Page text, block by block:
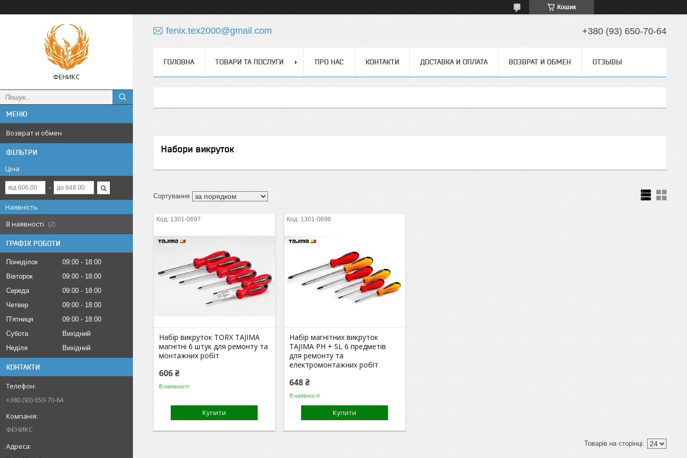
Кошик
ФЕНИКС
Возврат и обмен
ФІЛЬТРИ
Ціна
Наявність
В наявності
2
ГРАФІК РОБОТИ
Понеділок 09:00
18:00
Вівторок
09:00
18:00
Середа
09:00
18:00
Четвер
09:00
18:00
Пʼятниця
09:00
18:00
Субота
Вихідний
Неділя
Вихідний
КОНТАКТИ
+380 (93) 650-70-64
ФЕНИКС
fenix.tex2000@gmail.com +380 (93) 650-70-64
ГОЛОВНА ТОВАРИ ТА ПОСЛУГИ ПРО НАС КОНТАКТИ ДОСТАВКА И ОПЛАТА ВОЗВРАТ И ОБМЕН ОТЗЫВЫ
Набори викруток
1301-0697
Набір викруток TORX TAJIMA
магнітні 6 штук для ремонту та
монтажних робіт
606 ₴
В наявності
Купити
1301-0696
Набір магнітних викруток
TAJIMA PH + SL 6 предметів
для ремонту та
електромонтажних робіт
648 ₴
В наявності
Купити